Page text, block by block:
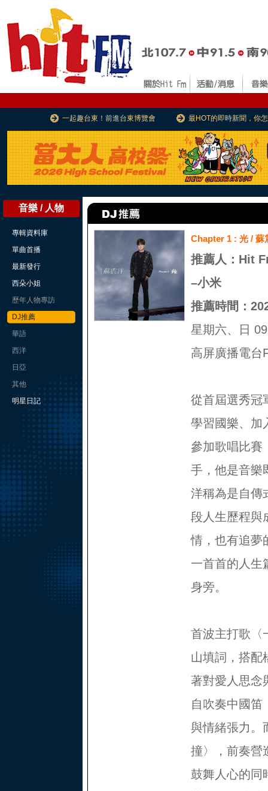
一起趣台東！前進台東博覽會 最HOT的即時新聞，你
音樂 / 人物
專輯資料庫
單曲首播
最新發行
西朵小姐
歷年人物專訪
DJ推薦
華語
西洋
日亞
其他
明星日記
Chapter 1 : 光 / 蘇
推薦人：Hit
–小米
推薦時間：
星期六、日
高屏廣播電台
從首屆選秀冠
學習國樂、加
參加歌唱比賽
手，他是音樂
洋稱為是自傳
段人生歷程與
情，也有追夢
一首首的人生
身旁。
首波主打歌〈
山填詞，搭配
著對愛人思念
自吹奏中國笛
與情緒張力。
撞〉，前奏營
鼓舞人心的同